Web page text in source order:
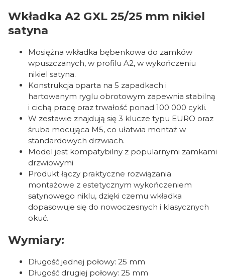
Wkładka A2 GXL 25/25 mm nikiel
satyna
Mosiężna wkładka bębenkowa do zamków
wpuszczanych, w profilu A2, w wykończeniu
nikiel satyna.
Konstrukcja oparta na 5 zapadkach i
hartowanym ryglu obrotowym zapewnia stabilną
i cichą pracę oraz trwałość ponad 100 000 cykli.
W zestawie znajdują się 3 klucze typu EURO oraz
śruba mocująca M5, co ułatwia montaż w
standardowych drzwiach.
Model jest kompatybilny z popularnymi zamkami
drzwiowymi
Produkt łączy praktyczne rozwiązania
montażowe z estetycznym wykończeniem
satynowego niklu, dzięki czemu wkładka
dopasowuje się do nowoczesnych i klasycznych
okuć.
Wymiary:
Długość jednej połowy: 25 mm
Długość drugiej połowy: 25 mm